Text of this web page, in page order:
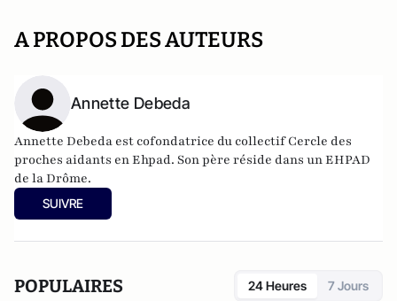
A PROPOS DES AUTEURS
Annette Debeda
Annette Debeda est cofondatrice du collectif Cercle des
proches aidants en Ehpad. Son père réside dans un EHPAD
de la Drôme.
SUIVRE
POPULAIRES 24 Heures 7 Jours